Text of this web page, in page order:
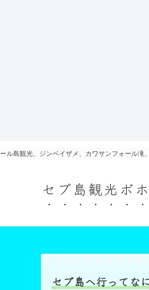
ル島観光、ジンベイザメ、カワサンフォール
セブ島観光ボ
セブ島へ行ってな